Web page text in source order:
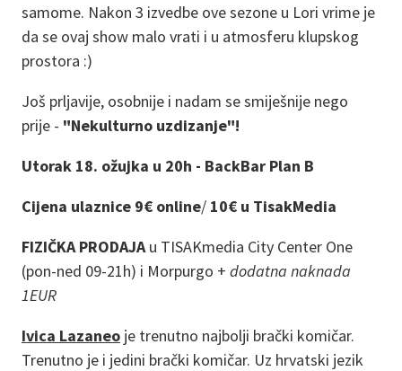
samome. Nakon 3 izvedbe ove sezone u Lori vrime je
da se ovaj show malo vrati i u atmosferu klupskog
prostora :)
Još prljavije, osobnije i nadam se smiješnije nego
prije - "Nekulturno uzdizanje"!
Utorak 18. ožujka u 20h - BackBar Plan B
Cijena ulaznice 9€ online/ 10€ u TisakMedia
FIZIČKA PRODAJAu TISAKmedia City Center One
(pon-ned 09-21h) i Morpurgo + dodatna naknada
1EUR
Ivica Lazaneo je trenutno najbolji brački komičar.
Trenutno je i jedini brački komičar. Uz hrvatski jezik